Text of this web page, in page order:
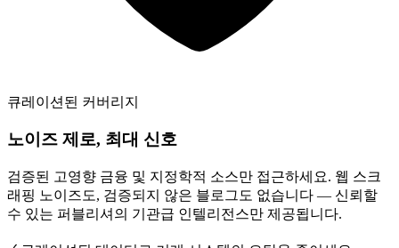
큐레이션된 커버리지
노이즈 제로, 최대 신호
검증된 고영향 금융 및 지정학적 소스만 접근하세요. 웹 스크
래핑 노이즈도, 검증되지 않은 블로그도 없습니다 — 신뢰할
수 있는 퍼블리셔의 기관급 인텔리전스만 제공됩니다.